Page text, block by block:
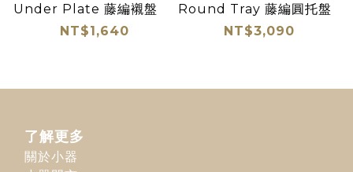
Under Plate 藤編襯盤
NT$1,640
Round Tray 藤編圓托盤
NT$3,090
了解更多
關於小器